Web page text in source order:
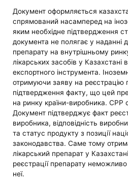
Документ оформляється
спрямований насамперед на
яким необхідне підтвердження
документа не полягає у наданні
препарату на внутрішньому
лікарських засобів у Казахстані
експортного інструмента.
отримуючи заяву на реєстрацію
підтвердження факту, що цей
на ринку країни-виробника. CPP
Документ підтверджує факт
виробника, відповідність
та статус продукту з позиції
законодавства. Саме тому
лікарський препарат у
реєстрації препарату
неї.